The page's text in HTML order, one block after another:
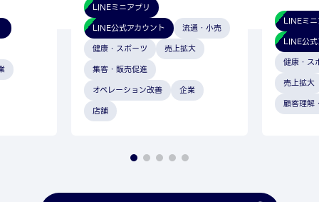
LINEミニアプリ
LINE公式アカウント
流通・小売
健康・スポーツ
売上拡大
集客・販売促進
オペレーション改善
企業
店舗
LINEミ
LINE公
健康・ス
売上拡大
顧客理解